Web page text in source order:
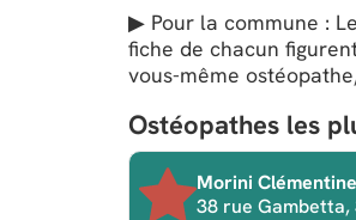
▶ Pour la commune :
fiche de chacun
vous-même
Ostéopathes les
Morini Clémentine
38 rue Gambetta,